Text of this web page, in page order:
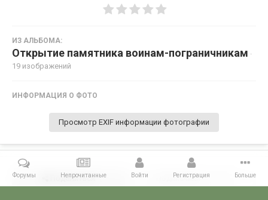
ИЗ АЛЬБОМА:
Открытие памятника воинам-пограничникам ·
19 изображений
ИНФОРМАЦИЯ О ФОТО
Просмотр EXIF информации фотографии
Поделиться Подписчики 0
Форумы Непрочитанные Войти Регистрация Больше